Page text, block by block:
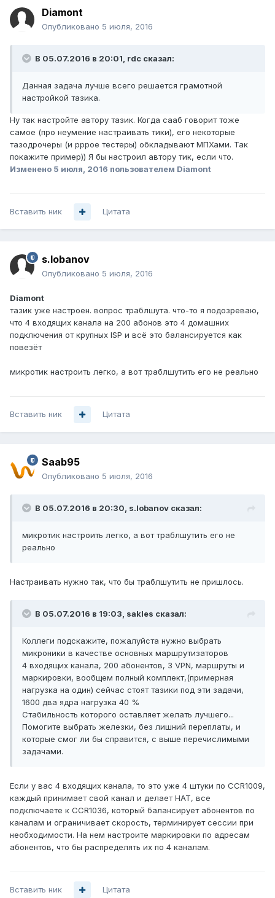
Diamont
Опубликовано 5 июля, 2016
В 05.07.2016 в 20:01, rdc сказал:
Данная задача лучше всего решается грамотной
настройкой тазика.
Ну так настройте автору тазик. Когда сааб говорит тоже
самое (про неумение настраивать тики), его некоторые
тазодрочеры (и рррое тестеры) обкладывают МПХами. Так
покажите пример)) Я бы настроил автору тик, если что.
Изменено 5 июля, 2016 пользователем Diamont
Вставить ник Цитата
s.lobanov
Опубликовано 5 июля, 2016
Diamont
тазик уже настроен. вопрос траблшута. что-то я подозреваю,
что 4 входящих канала на 200 абонов это 4 домашних
подключения от крупных ISP и всё это балансируется как
повезёт
микротик настроить легко, а вот траблшутить его не реально
Вставить ник Цитата
Saab95
Опубликовано 5 июля, 2016
В 05.07.2016 в 20:30, s.lobanov сказал:
микротик настроить легко, а вот траблшутить его не
реально
Настраивать нужно так, что бы траблшутить не пришлось.
В 05.07.2016 в 19:03, sakles сказал:
Коллеги подскажите, пожалуйста нужно выбрать
микроники в качестве основных маршрутизаторов
4 входящих канала, 200 абонентов, 3 VPN, маршруты и
маркировки, вообщем полный комплект,(примерная
нагрузка на один) сейчас стоят тазики под эти задачи,
1600 два ядра нагрузка 40 %
Стабильность которого оставляет желать лучшего...
Помогите выбрать железки, без лишний переплаты, и
которые смог ли бы справится, с выше перечислимыми
задачами.
Если у вас 4 входящих канала, то это уже 4 штуки по CCR1009,
каждый принимает свой канал и делает НАТ, все
подключаете к CCR1036, который балансирует абонентов по
каналам и ограничивает скорость, терминирует сессии при
необходимости. На нем настроите маркировки по адресам
абонентов, что бы распределять их по 4 каналам.
Вставить ник Цитата